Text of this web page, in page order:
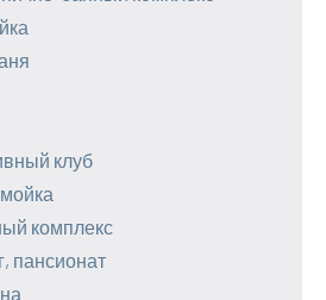
клуб
комплекс
пансионат